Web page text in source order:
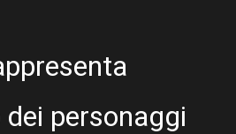
dei personaggi